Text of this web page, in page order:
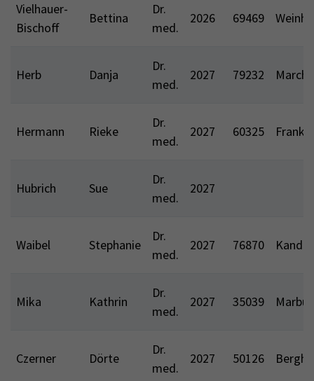
Vielhauer-
Bischoff
Bettina
Dr.
med.
2026 69469
Herb Danja
Dr.
med.
2027 79232 March
Hermann Rieke
Dr.
med.
2027 60325
Hubrich Sue
Dr.
med.
2027
Waibel Stephanie
Dr.
med.
2027 76870 Kandel
Mika Kathrin
Dr.
med.
2027 35039
Czerner Dörte
Dr.
med.
2027 50126